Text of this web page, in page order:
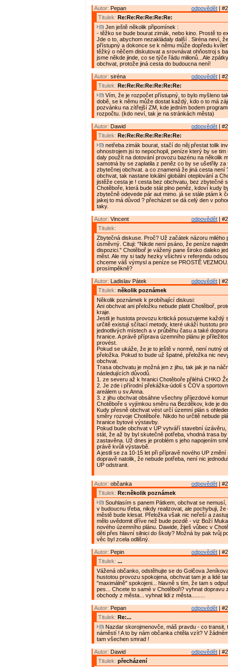
odpovědět |
Autor: Pepan
Titulek: Re:Re:Re:Re:Re:Re:
Jen ještě několik připomínek :
- těžko se bude bourat zimák, nebo kino. Prostě to
Jde o to, abychom nezakládaly další . Siréna neví,
přístupný a dokonce se k němu může dopředu
těžký o něčem diskutovat a srovnávat ohňostroj s
jsme někde jinde, co se týče řádu milionů...Ale
obchvat, protože jiná cesta do budoucna není!
odpovědět |
Autor: siréna
Titulek: Re:Re:Re:Re:Re:Re:Re:
Vím, že je rozpočet přístupný, to bylo myšleno
době, se k němu může dostat každý, kdo o to má
pozvánku na zítřejší ZM, kde jedním bodem
rozpočtu. (kdo neví, tak je na stránkách města)
odpovědět |
Autor: Dawid
Titulek: Re:Re:Re:Re:Re:Re:Re:
netřeba zimák bourat, stačí do něj přestat tolik
ohnostrojem jsi to nepochopil, peníze který by se tim
daly použít na dotování provozu bazénu na několik
samotná by se zaplatila z peněz co by se ušetřily za
zbytečnej obchvat. a co znamená že jiná cesta není
obchvat, tak nastane lokální globální oteplování a
jistěže cesta je ! cesta bez obchvatu, bez zbytečné
Chotěboře, která bude stát plno peněz, kdoví kudy
zbytečně odevede pár aut mimo. já se stále ptám k
jakej to má důvod ? přecházet se dá celý den v
taky.
odpovědět |
Autor: Vincent
Titulek:
Zbytečná diskuse. Proč? Už začátek názoru milého
úsměvný. Cituji: "Nikde není psáno, že peníze
dispozici." Chotěboř je vážený pane široko daleko
měst. Ale my si tady hezky všichni v referendu
chceme váš výmysl a peníze se PROSTĚ
prosímpěkně?
odpovědět |
Autor: Ladislav Pátek
Titulek: několik poznámek
Několik poznámek k probíhající diskusi:
Ani obchvat ani přeložku nebude platit Chotěboř,
kraje.
Jestli je hustota provozu kritická posuzujeme každý
určitě existují sčítací metody, které ukáží hustotu
jednotlivých místech a v průběhu času a také
hranice. A právě příprava územního plánu je
provést.
Pokud se ukáže, že je to ještě v normě, není nutný
přeložka. Pokud to bude už špatné, přeložka nic
obchvat.
Trasa obchvatu je možná jen z jihu, tak jak je na
následujících důvodů.
1. ze severu až k hranici Chotěboře přiléhá CHKO
2. Je zde i přírodní překážka-údolí s ČOV a
areálem u sv.Anna.
3. z jihu obchvat obsáhne všechny příjezdové
Chotěboře s vyjímkou směru na Bezděkov, kde je
Kudy přesně obchvat vést určí územní plán s
směry rozvoje Chotěboře. Nikdo ho určitě nebude
hranice bytové výstavby.
Pokud bude obchvat v UP vytváří stavební úzávěru,
stát, že až by byl skutečně potřeba, vhodná trasa by
zastavěna. Už dnes je problém s jeho napojením
právě kvůli výstavbě.
A jestli se za 10-15 let při přípravě nového UP změní
dopravě natolik, že nebude potřeba, není nic
UP odstranit.
odpovědět |
Autor: občanka
Titulek: Re:několik poznámek
Souhlasím s panem Pátkem, obchvat se nemusí,
v budoucnu třeba, nikdy realizovat, ale pochybuji, že
městě bude klesat. Přeložka však nic neřeší a
mělo uvědomit dříve než bude pozdě - viz Boží
nového územního plánu. Dawide, žiješ vůbec v
děti přes hlavní silnici do školy? Možná by pak tvůj
věc byl zcela odlišný.
odpovědět |
Autor: Pepin
Titulek: ...
Vážená občanko, odstěhujte se do Golčova
hustotou provozu spokojena, obchvat tam je a lidé
"maximálně" spokojeni... hlavně s tím, že tam s
pes... Chcete to samé v Chotěboři? vyhnat dopravu
obchody z města... vyhnat lidi z města.........
odpovědět |
Autor: Pepan
Titulek: Re:...
Nazdar skorojmenovče, máš pravdu - co transit,
náměstí ! A to by nám občanka chtěla vzít? V
tam všechen smrad !
odpovědět |
Autor: Dawid
Titulek: přecházení